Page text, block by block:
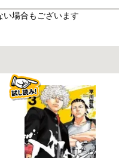
場合もございます